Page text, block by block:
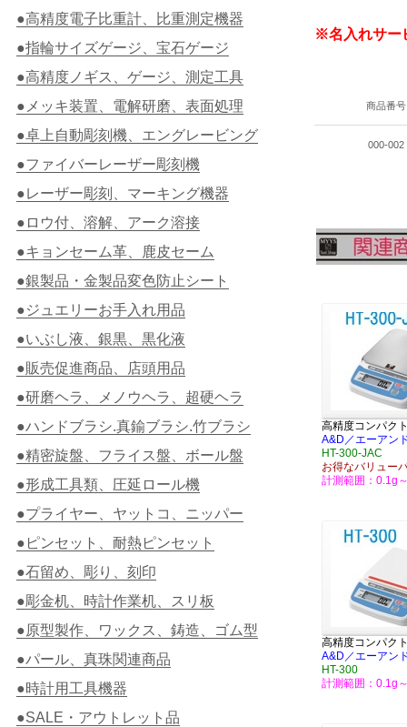
※名入れサー
商品番号
000-002
高精度コンパク
A&D／エーアン
HT-300-JAC
お得なバリュー
計測範囲：0.1g
高精度コンパク
A&D／エーアン
HT-300
計測範囲：0.1g
●高精度電子比重計、比重測定機器
●指輪サイズゲージ、宝石ゲージ
●高精度ノギス、ゲージ、測定工具
●メッキ装置、電解研磨、表面処理
●卓上自動彫刻機、エングレービング
●ファイバーレーザー彫刻機
●レーザー彫刻、マーキング機器
●ロウ付、溶解、アーク溶接
●キョンセーム革、鹿皮セーム
●銀製品・金製品変色防止シート
●ジュエリーお手入れ用品
●いぶし液、銀黒、黒化液
●販売促進商品、店頭用品
●研磨ヘラ、メノウヘラ、超硬ヘラ
●ハンドブラシ.真鍮ブラシ.竹ブラシ
●精密旋盤、フライス盤、ボール盤
●形成工具類、圧延ロール機
●プライヤー、ヤットコ、ニッパー
●ピンセット、耐熱ピンセット
●石留め、彫り、刻印
●彫金机、時計作業机、スリ板
●原型製作、ワックス、鋳造、ゴム型
●パール、真珠関連商品
●時計用工具機器
●SALE・アウトレット品